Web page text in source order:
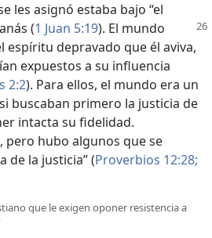
les asignó estaba bajo “el
(1 Juan 5:19). El mundo
espíritu depravado que él aviva,
expuestos a su influencia
2:2). Para ellos, el mundo era un
buscaban primero la justicia de
intacta su fidelidad.
pero hubo algunos que se
de la justicia” (Proverbios 12:28;
que le exigen oponer resistencia a